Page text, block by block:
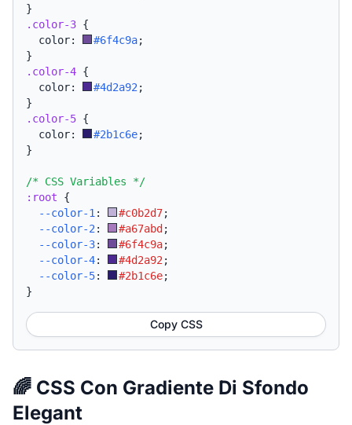
}
.color-3 {
  color:
#6f4c9a;
}
.color-4 {
  color:
#4d2a92 ;
}
.color-5 {
  color:
#2b1c6e;
}
/* CSS Variables */
:root {
--color-1 : #c0b2d7;
--color-2 : #a67abd ;
--color-3: #6f4c9a;
--color-4: #4d2a92 ;
--color-5: #2b1c6e;
}
Copy CSS
🌈 CSS Con Gradiente Di Sfondo
Elegant